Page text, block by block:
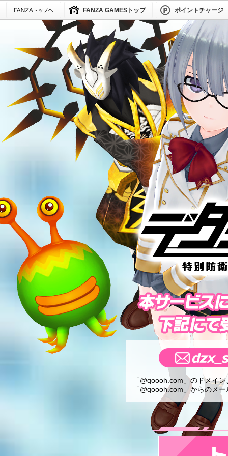
FANZA GAMESトップ ポイントチャージ
「@qoooh.com」のドメイ
「@qoooh.com」からのメ